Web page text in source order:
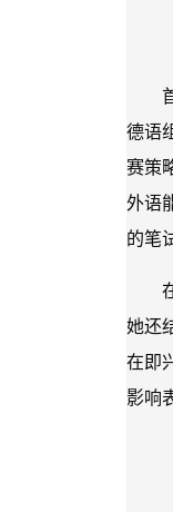
德语
赛策
外语
的笔
她还
在即
影响